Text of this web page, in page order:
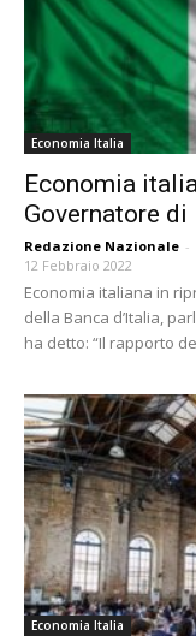
Economia Italia
Economia
Governatore
Redazione Nazionale -
12 Febbraio 2022
Economia italiana in
della Banca d’Italia,
ha detto: “Il rapporto
Economia Italia